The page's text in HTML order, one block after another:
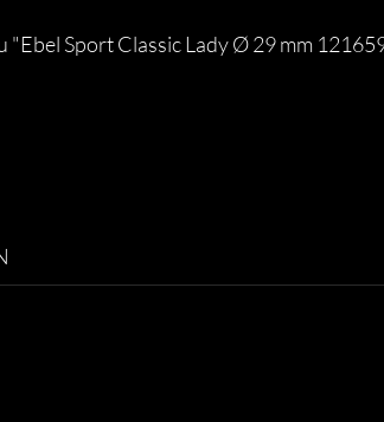
Sport Classic Lady Ø 29 mm